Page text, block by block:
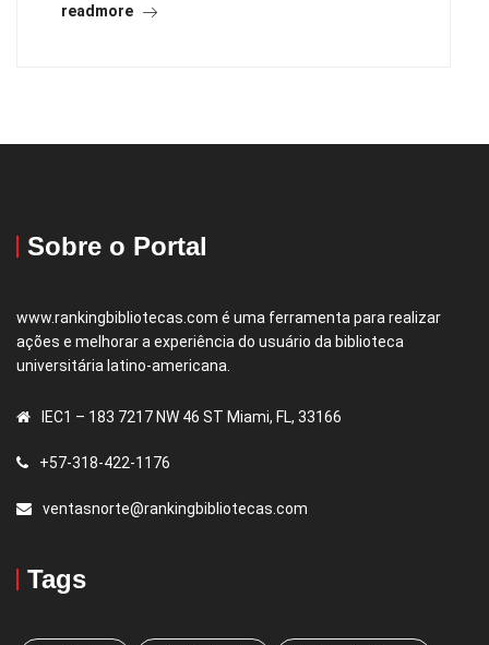
readmore
Sobre o Portal
www.rankingbibliotecas.com é uma ferramenta para realizar
ações e melhorar a experiência do usuário da biblioteca
universitária latino-americana.
IEC1 – 183 7217 NW 46 ST Miami, FL, 33166
+57-318-422-1176
ventasnorte@rankingbibliotecas.com
Tags